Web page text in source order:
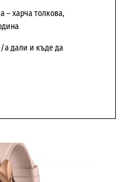
– харча толкова,
дали и къде да